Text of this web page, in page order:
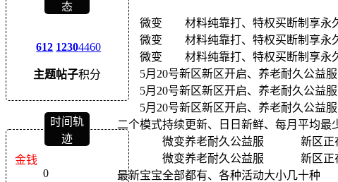
态
612
主题
1230
帖子
4460
积分
时间轨
迹
金钱
0
微变 材料纯靠打、特权买断制享永久
微变 材料纯靠打、特权买断制享永久
微变 材料纯靠打、特权买断制享永久
5月20号新区新区开启、养老耐久公益服
5月20号新区新区开启、养老耐久公益服
5月20号新区新区开启、养老耐久公益服
二个模式持续更新、日日新鲜、每月平均最
微变养老耐久公益服 新区正在开
微变养老耐久公益服 新区正在开
最新宝宝全部都有、各种活动大小几十种